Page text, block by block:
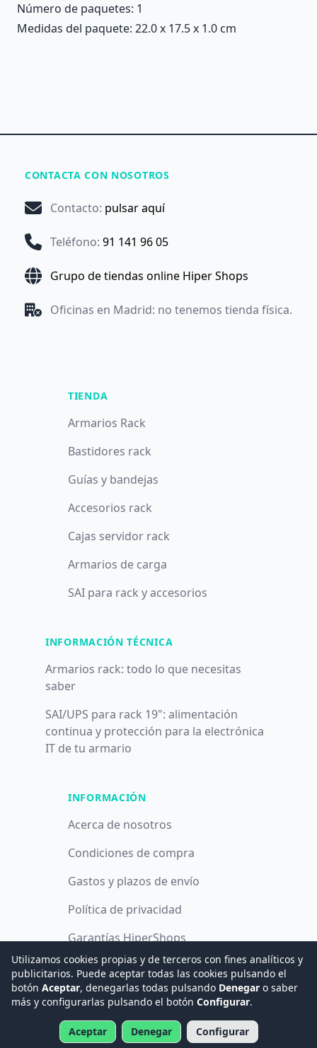
Número de paquetes: 1
Medidas del paquete: 22.0 x 17.5 x 1.0 cm
CONTACTA CON NOSOTROS
Contacto: pulsar aquí
Teléfono: 91 141 96 05
Grupo de tiendas online Hiper Shops
Oficinas en Madrid: no tenemos tienda física.
TIENDA
Armarios Rack
Bastidores rack
Guías y bandejas
Accesorios rack
Cajas servidor rack
Armarios de carga
SAI para rack y accesorios
INFORMACIÓN TÉCNICA
Armarios rack: todo lo que necesitas
saber
SAI/UPS para rack 19": alimentación
continua y protección para la electrónica
IT de tu armario
INFORMACIÓN
Acerca de nosotros
Condiciones de compra
Gastos y plazos de envío
Política de privacidad
Garantías HiperShops
Política de cookies
© 2008 -2026Hogar Digital e Inmótica Ingenieros, S.L.
Utilizamos cookies propias y de terceros con fines analíticos y
publicitarios. Puede aceptar todas las cookies pulsando el
botón Aceptar, denegarlas todas pulsando Denegar o saber
más y configurarlas pulsando el botón Configurar.
Aceptar Denegar Configurar